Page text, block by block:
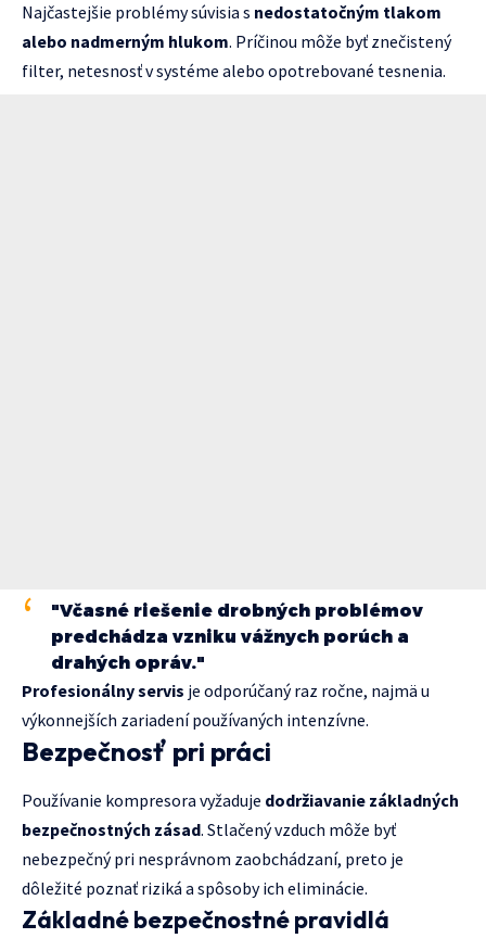
Najčastejšie problémy súvisia s nedostatočným tlakom
alebo nadmerným hlukom. Príčinou môže byť znečistený
filter, netesnosť v systéme alebo opotrebované tesnenia.
"Včasné riešenie drobných problémov
predchádza vzniku vážnych porúch a
drahých opráv."
Profesionálny servis je odporúčaný raz ročne, najmä u
výkonnejších zariadení používaných intenzívne.
Bezpečnosť pri práci
Používanie kompresora vyžaduje dodržiavanie základných
bezpečnostných zásad. Stlačený vzduch môže byť
nebezpečný pri nesprávnom zaobchádzaní, preto je
dôležité poznať riziká a spôsoby ich eliminácie.
Základné bezpečnostné pravidlá